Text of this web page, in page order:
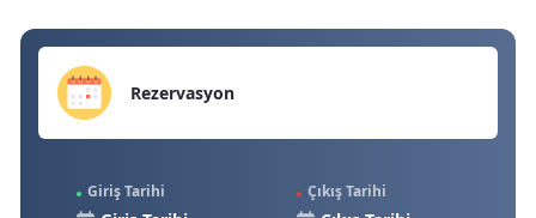
Rezervasyon
Giriş Tarihi Çıkış Tarihi